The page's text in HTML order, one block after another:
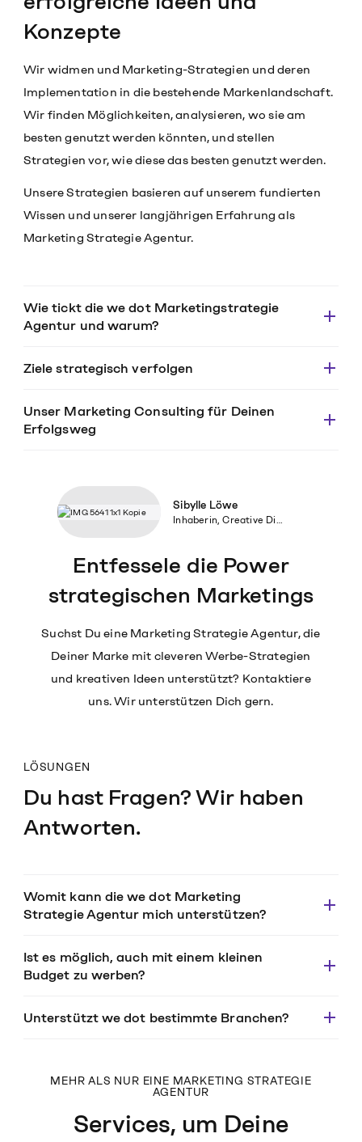
Konzepte
Wir widmen und Marketing-Strategien und deren
Implementation in die bestehende Markenlandschaft.
Wir finden Möglichkeiten, analysieren, wo sie am
besten genutzt werden könnten, und stellen
Strategien vor, wie diese das besten genutzt werden.
Unsere Strategien basieren auf unserem fundierten
Wissen und unserer langjährigen Erfahrung als
Marketing Strategie Agentur.
Wie tickt die we dot Marketingstrategie
Agentur und warum?
Ziele strategisch verfolgen
Unser Marketing Consulting für Deinen
Erfolgsweg
Sibylle Löwe
Inhaberin, Creative Director, Konzeption
Entfessele die Power
strategischen Marketings
Suchst Du eine Marketing Strategie Agentur, die
Deiner Marke mit cleveren Werbe-Strategien
und kreativen Ideen unterstützt? Kontaktiere
uns. Wir unterstützen Dich gern.
LÖSUNGEN
Du hast Fragen? Wir haben
Antworten.
Womit kann die we dot Marketing
Strategie Agentur mich unterstützen?
Ist es möglich, auch mit einem kleinen
Budget zu werben?
Unterstützt we dot bestimmte Branchen?
MEHR ALS NUR EINE MARKETING STRATEGIE
AGENTUR
Services, um Deine